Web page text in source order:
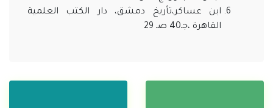
ابن عساكر،تأريخ دمشق، دار الكتب العلمية
القاهرة ،جـ40 صـ 29